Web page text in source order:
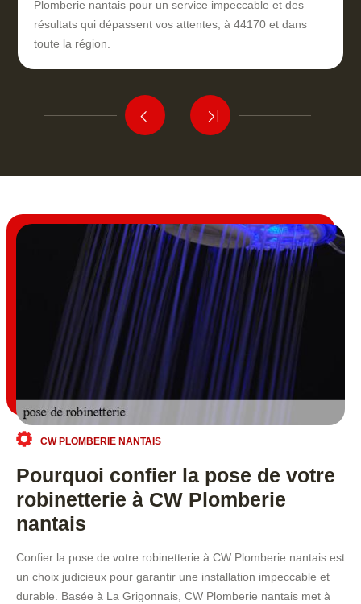
Plomberie nantais pour un service impeccable et des
résultats qui dépassent vos attentes, à 44170 et dans
toute la région.
CW PLOMBERIE NANTAIS
Pourquoi confier la pose de votre
robinetterie à CW Plomberie
nantais
Confier la pose de votre robinetterie à CW Plomberie nantais est
un choix judicieux pour garantir une installation impeccable et
durable. Basée à La Grigonnais, CW Plomberie nantais met à